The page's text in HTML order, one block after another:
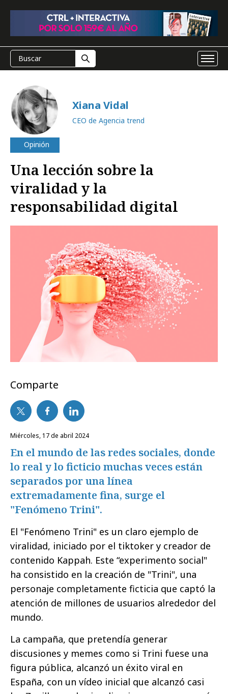
Xiana Vidal
CEO de Agencia trend
Opinión
Una lección sobre la
viralidad y la
responsabilidad digital
Comparte
miércoles, 17 de abril 2024
En el mundo de las redes sociales, donde
lo real y lo ficticio muchas veces están
separados por una línea
extremadamente fina, surge el
"Fenómeno Trini".
El "Fenómeno Trini" es un claro ejemplo de
viralidad, iniciado por el tiktoker y creador de
contenido Kappah. Este “experimento social"
ha consistido en la creación de "Trini", una
personaje completamente ficticia que captó la
atención de millones de usuarios alrededor del
mundo.
La campaña, que pretendía generar
discusiones y memes como si Trini fuese una
figura pública, alcanzó un éxito viral en
España, con un vídeo inicial que alcanzó casi